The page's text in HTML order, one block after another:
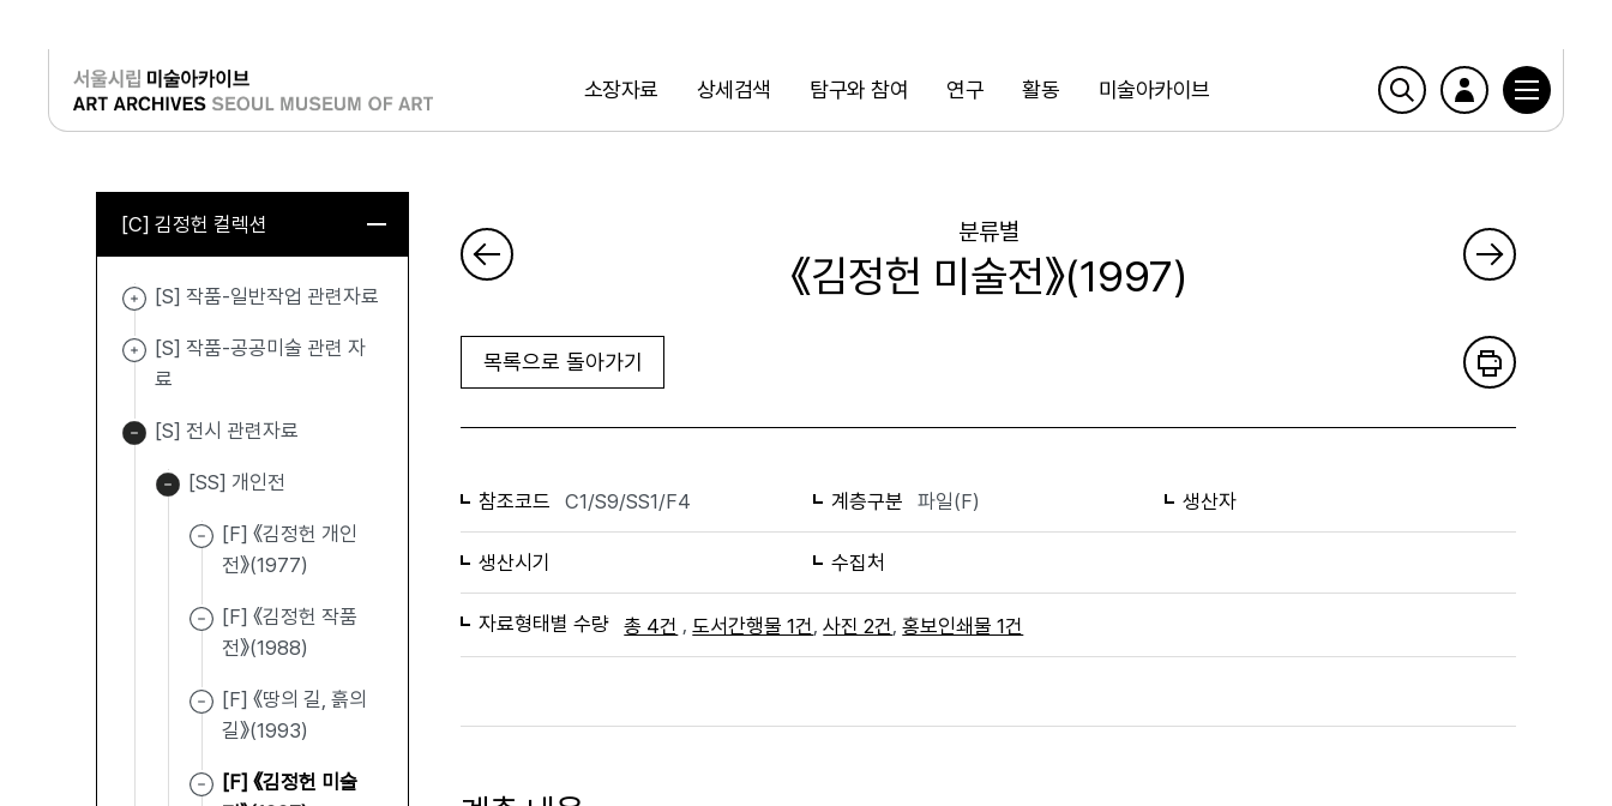
소장자료 상세검색 탐구와 참여 연구 활동 미술아카이브
검색
로그인
[C] 김정헌 컬렉션
[S] 작품-일반작업 관련자료
[S] 작품-공공미술 관련 자
료
[S] 전시 관련자료
[SS] 개인전
[F] 《김정헌 개인
전》(1977)
[F] 《김정헌 작품
전》(1988)
[F] 《땅의 길, 흙의
길》(1993)
[F] 《김정헌 미술
분류별
《김정헌 미술전》(1997)
목록으로 돌아가기
참조코드 C1/S9/SS1/F4 계층구분 파일(F) 생산자
생산시기 수집처
자료형태별 수량 총 4건 , 도서간행물 1건 ,사진 2건 ,홍보인쇄물 1건